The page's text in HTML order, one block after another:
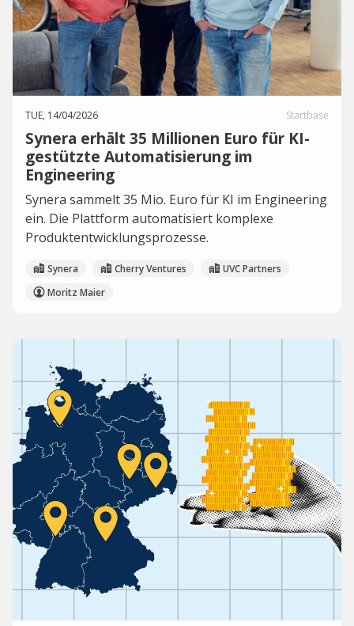
TUE, 14/04/2026 Startbase
Synera erhält 35 Millionen Euro für KI-
gestützte Automatisierung im
Engineering
Synera sammelt 35 Mio. Euro für KI im Engineering
ein. Die Plattform automatisiert komplexe
Produktentwicklungsprozesse.
Synera Cherry Ventures
UVC Partners
Moritz Maier